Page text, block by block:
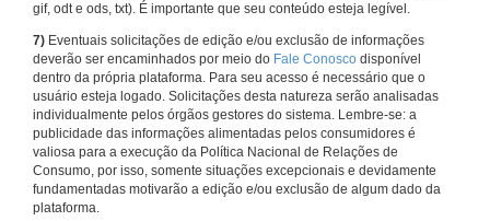
gif, odt e ods, txt). É importante que seu conteúdo esteja legível.
7) Eventuais solicitações de edição e/ou exclusão de informações
deverão ser encaminhados por meio do Fale Conosco disponível
dentro da própria plataforma. Para seu acesso é necessário que o
usuário esteja logado. Solicitações desta natureza serão analisadas
individualmente pelos órgãos gestores do sistema. Lembre-se: a
publicidade das informações alimentadas pelos consumidores é
valiosa para a execução da Política Nacional de Relações de
Consumo, por isso, somente situações excepcionais e devidamente
fundamentadas motivarão a edição e/ou exclusão de algum dado da
plataforma.